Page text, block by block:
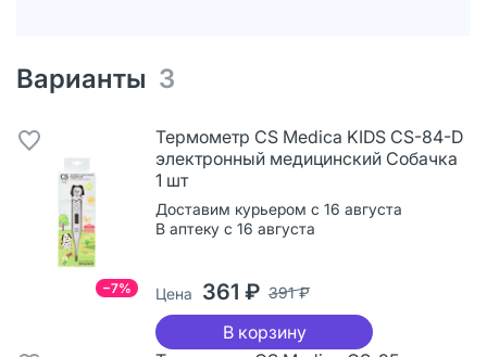
Варианты 3
−7%
Термометр CS Medica KIDS CS-84-D
электронный медицинский Собачка
1 шт
Доставим курьером с 16 августа
В аптеку с 16 августа
Цена 361 ₽ 391 ₽
В корзину